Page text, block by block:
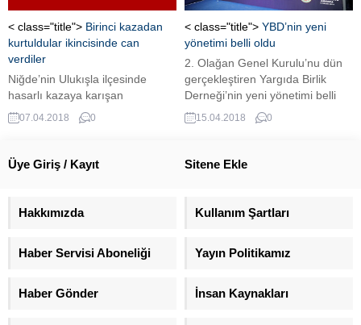
yayımladı. Büro memuru, sosyal
çalışmacı ve kameraman
alanlarında istihdam
gerçekleştirecek olan Göç
İdaresi, iş talep formu
aracılığıyla başvuruları almaya
başladı. Peki,...
< class="title"> Birinci kazadan
kurtuldular ikincisinde can
verdiler
Niğde’nin Ulukışla ilçesinde
hasarlı kazaya karışan
otomobillerden inen iki kişi başka
bir aracın çarpması sonucu
kişi ise yaralandı. Alınan bilgiye
öğrenilemeyen 51 HF 795 ve 33
otomobillerden inip güvenlik
07.04.2018 0
< class="title"> YBD’nin yeni
yönetimi belli oldu
2. Olağan Genel Kurulu’nu dün
gerçekleştiren Yargıda Birlik
Derneği’nin yeni yönetimi belli
oldu 2. Olağan Genel Kurulu’nu
dün gerçekleştiren Yargıda Birlik
oldu. Derneğin birinci dönem
Bakanlığı Müsteşar Yardımcısı
Başkanı Ali...
15.04.2018 0
Üye Giriş / Kayıt Sitene Ekle
Hakkımızda Kullanım Şartları
Haber Servisi Aboneliği Yayın Politikamız
Haber Gönder İnsan Kaynakları